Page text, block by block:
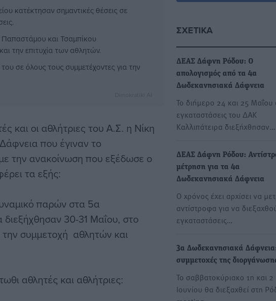
κατέκτησαν σημαντικές θέσεις σε
και Τσαμπίκου
την επιτυχία των αθλητών.
σε όλους τους συμμετέχοντες για την
και οι αθλήτριες του Α.Σ. η Νίκη
που έγιναν το
την ανακοίνωση που εξέδωσε ο
τα εξής:
παρών στα 5α
30-31 Μαΐου, στο
συμμετοχή αθλητών και
αθλητές και αθλήτριες:
ΣΧΕΤΙΚΆ
ΔΕΑΣ Δάφνη Ρόδου: Ο
απολογισμός από τα 4α
Δωδεκανησιακά Δάφνεια
Το διήμερο 24 και 25 Μαΐου
εγκαταστάσεις του ΔΑΚ
Καλλιπάτειρα διεξήχθησαν…
ΔΕΑΣ Δάφνη Ρόδου:
μέτρηση για τα 4α
Δωδεκανησιακά Δάφνεια
Ο χρόνος έχει αρχίσει να
αντίστροφα για να
εγκαταστάσεις…
3α Δωδεκανησιακά
συμμετοχές της
Το σαββατοκύριακο 1η και 2
Ιουνίου θα διεξαχθεί στη